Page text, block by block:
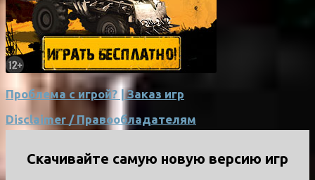
Проблема с игрой? | Заказ игр
Disclaimer / Правообладателям
Скачивайте самую новую версию игр